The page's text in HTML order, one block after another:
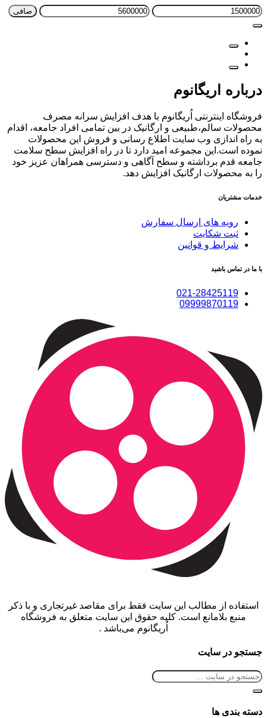
حداقل
حداكثر
صافی
درباره اریگانوم
فروشگاه اینترنتی اُریگانوم با هدف افزایش سرانه مصرف
محصولات سالم،طبیعی و ارگانیک در بین تمامی افراد جامعه، اقدام
به راه اندازی وب سایت اطلاع رسانی و فروش این محصولات
نموده است.این مجموعه امید دارد تا در راه افزایش سطح سلامت
جامعه قدم برداشته و سطح آگاهی و دسترسی همراهان عزیز خود
را به محصولات ارگانیک افزایش دهد.
خدمات مشتریان
رویه های ارسال سفارش
ثبت شکایت
شرایط و قوانین
با ما در تماس باشید
021-28425119
09999870119
استفاده از مطالب این سایت فقط برای مقاصد غیرتجاری و با ذکر
منبع بلامانع است. کلیه حقوق این سایت متعلق به فروشگاه
اُریگانوم می‌باشد .
جستجو در سایت
دسته بندی ها